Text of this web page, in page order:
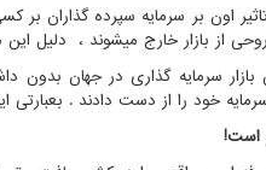
از بازار خارج میشوند ، دلیل
بازار سرمایه گذاری در جهان
خود را از دست دادند . بعبارتی
است!